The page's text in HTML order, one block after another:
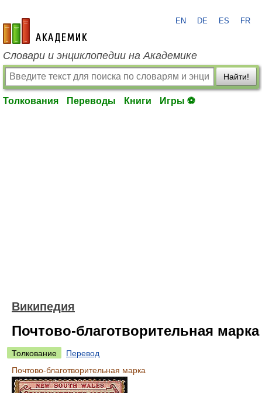
academic.ru
EN DE ES FR
Словари и энциклопедии на Академике
Найти!
Толкования Переводы Книги Игры ⚽
Википедия
Почтово-благотворительная марка
Толкование
Перевод
Почтово-благотворительная марка